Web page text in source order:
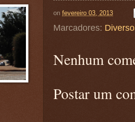
on fevereiro 03, 2013
Marcadores:
Nenhum
Postar um